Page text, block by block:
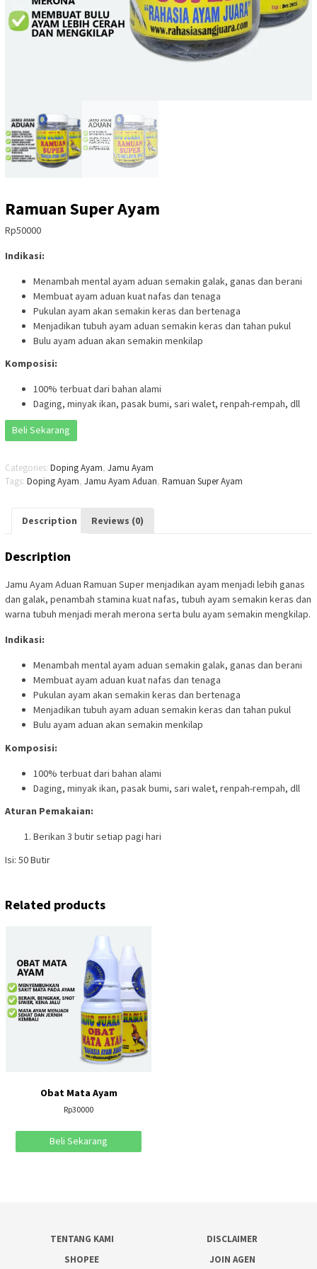
Ramuan Super Ayam
Rp50000
Indikasi:
Menambah mental ayam aduan semakin galak, ganas dan berani
Membuat ayam aduan kuat nafas dan tenaga
Pukulan ayam akan semakin keras dan bertenaga
Menjadikan tubuh ayam aduan semakin keras dan tahan pukul
Bulu ayam aduan akan semakin menkilap
Komposisi:
100% terbuat dari bahan alami
Daging, minyak ikan, pasak bumi, sari walet, renpah-rempah, dll
Beli Sekarang
Categories: Doping Ayam, Jamu Ayam
Tags: Doping Ayam, Jamu Ayam Aduan, Ramuan Super Ayam
Description Reviews (0)
Description
Jamu Ayam Aduan Ramuan Super menjadikan ayam menjadi lebih ganas
dan galak, penambah stamina kuat nafas, tubuh ayam semakin keras dan
warna tubuh menjadi merah merona serta bulu ayam semakin mengkilap.
Indikasi:
Menambah mental ayam aduan semakin galak, ganas dan berani
Membuat ayam aduan kuat nafas dan tenaga
Pukulan ayam akan semakin keras dan bertenaga
Menjadikan tubuh ayam aduan semakin keras dan tahan pukul
Bulu ayam aduan akan semakin menkilap
Komposisi:
100% terbuat dari bahan alami
Daging, minyak ikan, pasak bumi, sari walet, renpah-rempah, dll
Aturan Pemakaian:
Berikan 3 butir setiap pagi hari
Isi: 50 Butir
Related products
Obat Mata Ayam
Rp30000
Beli Sekarang
TENTANG KAMI
DISCLAIMER
SHOPEE
JOIN AGEN